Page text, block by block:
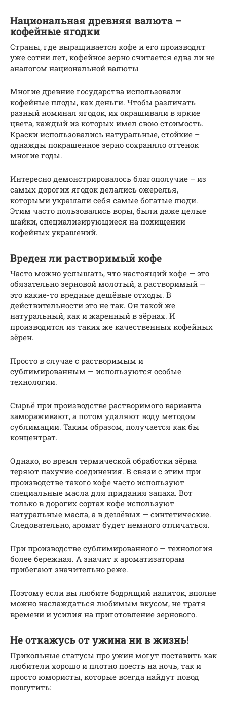
Национальная древняя валюта –
кофейные ягодки
Страны, где выращивается кофе и его производят
уже сотни лет, кофейное зерно считается едва ли не
аналогом национальной валюты
Многие древние государства использовали
кофейные плоды, как деньги. Чтобы различать
разный номинал ягодок, их окрашивали в яркие
цвета, каждый из которых имел свою стоимость.
Краски использовались натуральные, стойкие –
однажды покрашенное зерно сохраняло оттенок
многие годы.
Интересно демонстрировалось благополучие – из
самых дорогих ягодок делались ожерелья,
которыми украшали себя самые богатые люди.
Этим часто пользовались воры, были даже целые
шайки, специализирующиеся на похищении
кофейных украшений.
Вреден ли растворимый кофе
Часто можно услышать, что настоящий кофе — это
обязательно зерновой молотый, а растворимый —
это какие-то вредные дешёвые отходы. В
действительности это не так. Он такой же
натуральный, как и жаренный в зёрнах. И
производится из таких же качественных кофейных
зёрен.
Просто в случае с растворимым и
сублимированным — используются особые
технологии.
Сырьё при производстве растворимого варианта
замораживают, а потом удаляют воду методом
сублимации. Таким образом, получается как бы
концентрат.
Однако, во время термической обработки зёрна
теряют пахучие соединения. В связи с этим при
производстве такого кофе часто используют
специальные масла для придания запаха. Вот
только в дорогих сортах кофе используют
натуральные масла, а в дешёвых — синтетические.
Следовательно, аромат будет немного отличаться.
При производстве сублимированного — технология
более бережная. А значит к ароматизаторам
прибегают значительно реже.
Поэтому если вы любите бодрящий напиток, вполне
можно наслаждаться любимым вкусом, не тратя
времени и усилия на приготовление зернового.
Не откажусь от ужина ни в жизнь!
Прикольные статусы про ужин могут поставить как
любители хорошо и плотно поесть на ночь, так и
просто юмористы, которые всегда найдут повод
пошутить: